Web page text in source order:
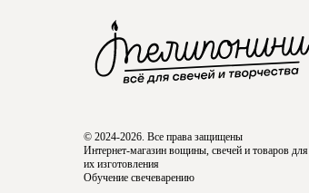
© 2024-2026. Все права защищены
Интернет-магазин вощины, свечей и товаров для
их изготовления
Обучение свечеварению